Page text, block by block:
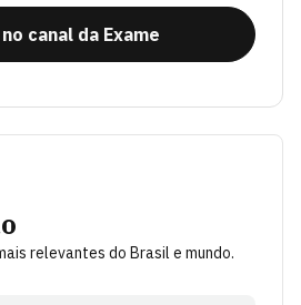
canal da Exame
relevantes do Brasil e mundo.